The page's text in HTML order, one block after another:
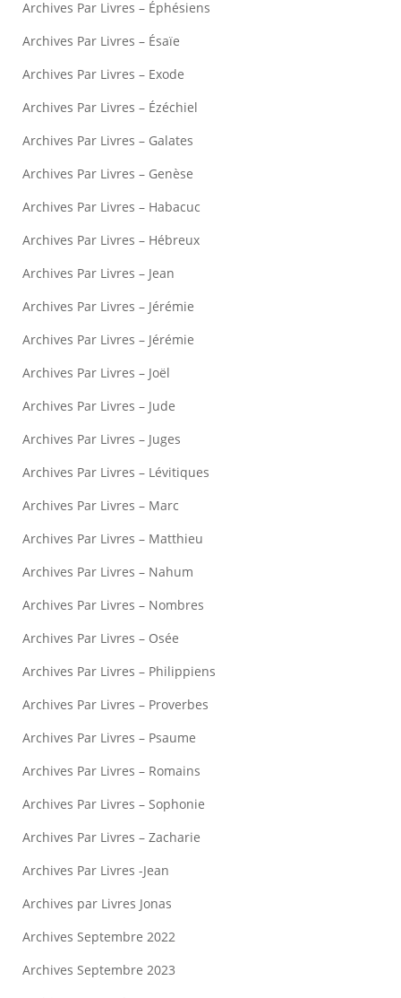
Archives Par Livres – Éphésiens
Archives Par Livres – Ésaïe
Archives Par Livres – Exode
Archives Par Livres – Ézéchiel
Archives Par Livres – Galates
Archives Par Livres – Genèse
Archives Par Livres – Habacuc
Archives Par Livres – Hébreux
Archives Par Livres – Jean
Archives Par Livres – Jérémie
Archives Par Livres – Jérémie
Archives Par Livres – Joël
Archives Par Livres – Jude
Archives Par Livres – Juges
Archives Par Livres – Lévitiques
Archives Par Livres – Marc
Archives Par Livres – Matthieu
Archives Par Livres – Nahum
Archives Par Livres – Nombres
Archives Par Livres – Osée
Archives Par Livres – Philippiens
Archives Par Livres – Proverbes
Archives Par Livres – Psaume
Archives Par Livres – Romains
Archives Par Livres – Sophonie
Archives Par Livres – Zacharie
Archives Par Livres -Jean
Archives par Livres Jonas
Archives Septembre 2022
Archives Septembre 2023